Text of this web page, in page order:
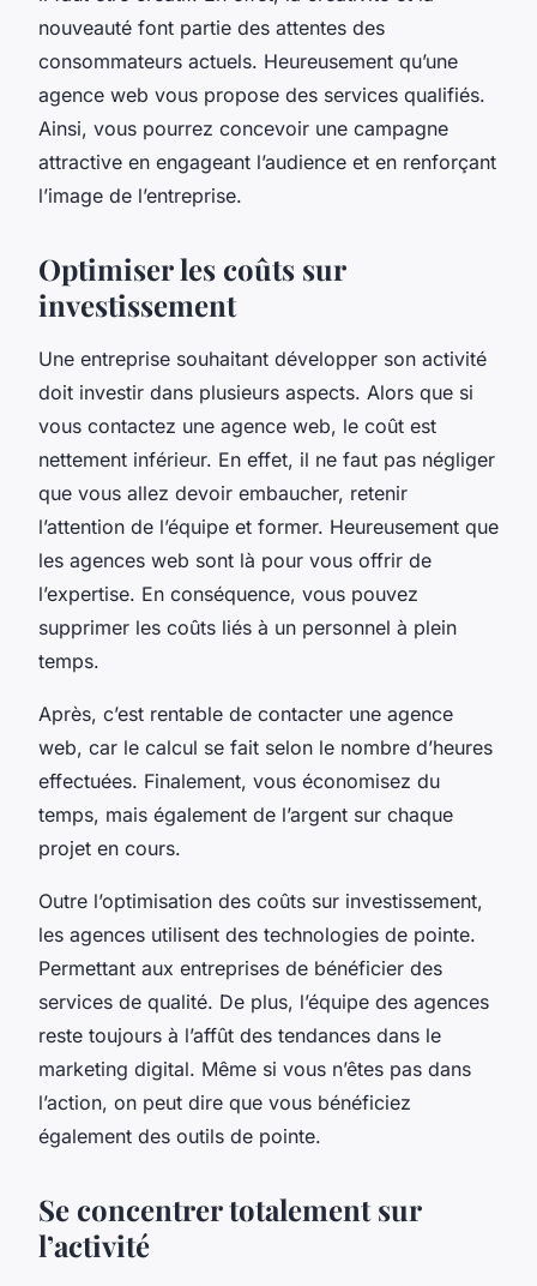
nouveauté font partie des attentes des
consommateurs actuels. Heureusement qu’une
agence web vous propose des services qualifiés.
Ainsi, vous pourrez concevoir une campagne
attractive en engageant l’audience et en renforçant
l’image de l’entreprise.
Optimiser les coûts sur
investissement
Une entreprise souhaitant développer son activité
doit investir dans plusieurs aspects. Alors que si
vous contactez une agence web, le coût est
nettement inférieur. En effet, il ne faut pas négliger
que vous allez devoir embaucher, retenir
l’attention de l’équipe et former. Heureusement que
les agences web sont là pour vous offrir de
l’expertise. En conséquence, vous pouvez
supprimer les coûts liés à un personnel à plein
temps.
Après, c’est rentable de contacter une agence
web, car le calcul se fait selon le nombre d’heures
effectuées. Finalement, vous économisez du
temps, mais également de l’argent sur chaque
projet en cours.
Outre l’optimisation des coûts sur investissement,
les agences utilisent des technologies de pointe.
Permettant aux entreprises de bénéficier des
services de qualité. De plus, l’équipe des agences
reste toujours à l’affût des tendances dans le
marketing digital. Même si vous n’êtes pas dans
l’action, on peut dire que vous bénéficiez
également des outils de pointe.
Se concentrer totalement sur
l’activité